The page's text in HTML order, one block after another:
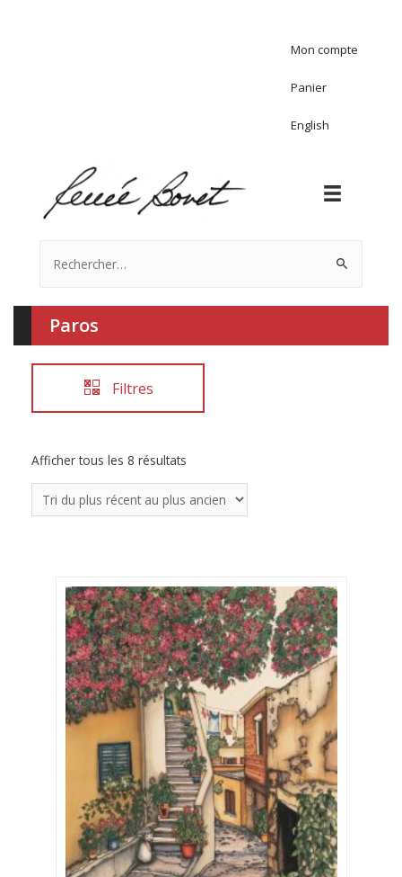
Mon compte
Panier
English
Paros
Filtres
Afficher tous les 8 résultats